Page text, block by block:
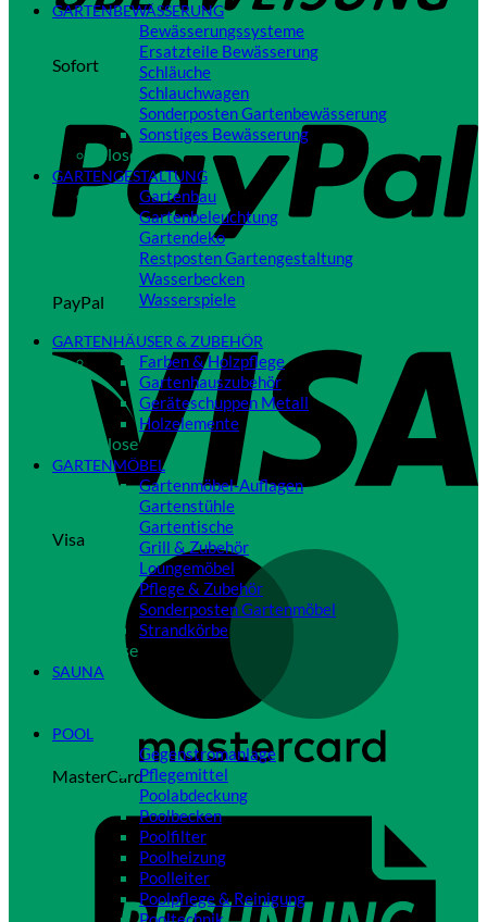
Sofort
PayPal
Visa
MasterCard
GARTENBEWÄSSERUNG
Bewässerungssysteme
Ersatzteile Bewässerung
Schläuche
Schlauchwagen
Sonderposten Gartenbewässerung
Sonstiges Bewässerung
Close
GARTENGESTALTUNG
Gartenbau
Gartenbeleuchtung
Gartendeko
Restposten Gartengestaltung
Wasserbecken
Wasserspiele
GARTENHÄUSER & ZUBEHÖR
Farben & Holzpflege
Gartenhauszubehör
Geräteschuppen Metall
Holzelemente
Close
GARTENMÖBEL
Gartenmöbel-Auflagen
Gartenstühle
Gartentische
Grill & Zubehör
Loungemöbel
Pflege & Zubehör
Sonderposten Gartenmöbel
Strandkörbe
Close
SAUNA
POOL
Gegenstromanlage
Pflegemittel
Poolabdeckung
Poolbecken
Poolfilter
Poolheizung
Poolleiter
Poolpflege & Reinigung